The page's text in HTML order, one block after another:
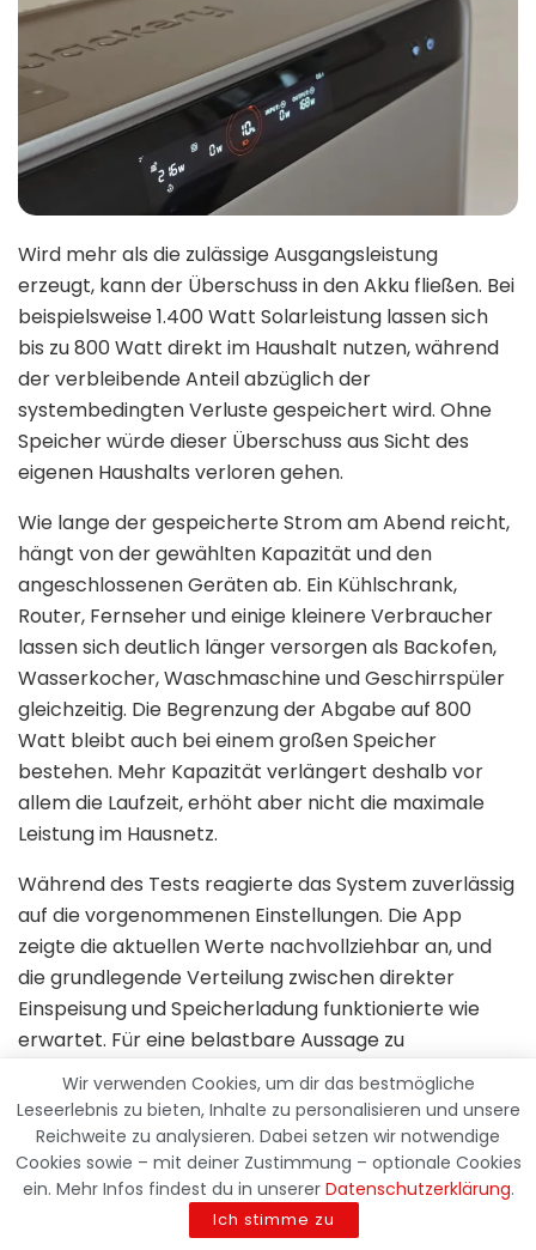
Wird mehr als die zulässige Ausgangsleistung
erzeugt, kann der Überschuss in den Akku fließen. Bei
beispielsweise 1.400 Watt Solarleistung lassen sich
bis zu 800 Watt direkt im Haushalt nutzen, während
der verbleibende Anteil abzüglich der
systembedingten Verluste gespeichert wird. Ohne
Speicher würde dieser Überschuss aus Sicht des
eigenen Haushalts verloren gehen.
Wie lange der gespeicherte Strom am Abend reicht,
hängt von der gewählten Kapazität und den
angeschlossenen Geräten ab. Ein Kühlschrank,
Router, Fernseher und einige kleinere Verbraucher
lassen sich deutlich länger versorgen als Backofen,
Wasserkocher, Waschmaschine und Geschirrspüler
gleichzeitig. Die Begrenzung der Abgabe auf 800
Watt bleibt auch bei einem großen Speicher
bestehen. Mehr Kapazität verlängert deshalb vor
allem die Laufzeit, erhöht aber nicht die maximale
Leistung im Hausnetz.
Während des Tests reagierte das System zuverlässig
auf die vorgenommenen Einstellungen. Die App
zeigte die aktuellen Werte nachvollziehbar an, und
die grundlegende Verteilung zwischen direkter
Einspeisung und Speicherladung funktionierte wie
erwartet. Für eine belastbare Aussage zu
Wirkungsgrad, Zellalterung und Langzeitstabilität ist
ein Zeitraum von sieben Tagen allerdings zu kurz.
Gerade bei einem stationären Batteriespeicher
werden sich manche Stärken und Schwächen erst
nach mehreren Monaten und verschiedenen
Wir verwenden Cookies, um dir das bestmögliche
Leseerlebnis zu bieten, Inhalte zu personalisieren und unsere
Reichweite zu analysieren. Dabei setzen wir notwendige
Cookies sowie – mit deiner Zustimmung – optionale Cookies
ein. Mehr Infos findest du in unserer Datenschutzerklärung.
Ich stimme zu